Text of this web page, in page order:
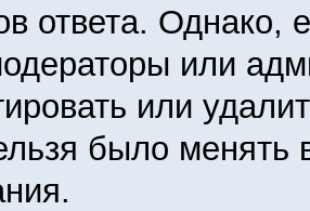
ответа. Однако,
или
или
было менять